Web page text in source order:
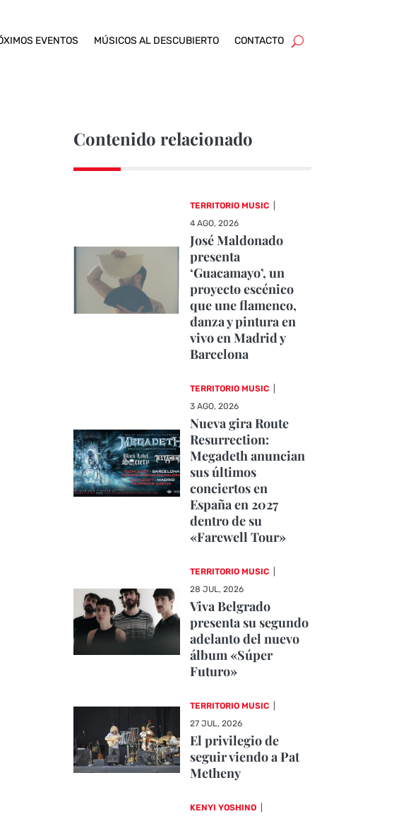
EVENTOS MÚSICOS AL DESCUBIERTO CONTACTO
Contenido relacionado
TERRITORIO MUSIC
4 AGO, 2026
José Maldonado
presenta
‘Guacamayo’, un
proyecto escénico
que une flamenco,
danza y pintura en
vivo en Madrid y
Barcelona
TERRITORIO MUSIC
3 AGO, 2026
Nueva gira Route
Resurrection:
Megadeth anuncian
sus últimos
conciertos en
España en 2027
dentro de su
«Farewell Tour»
TERRITORIO MUSIC
28 JUL, 2026
Viva Belgrado
presenta su segundo
adelanto del nuevo
álbum «Súper
Futuro»
TERRITORIO MUSIC
27 JUL, 2026
El privilegio de
seguir viendo a Pat
Metheny
KENYI YOSHINO